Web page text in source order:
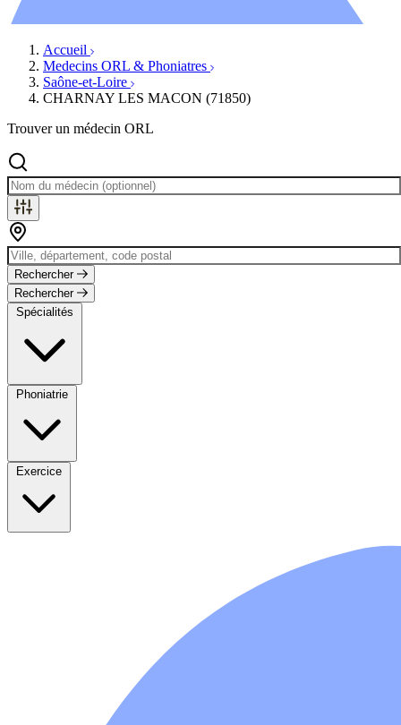
Accueil
Medecins ORL & Phoniatres
Saône-et-Loire
CHARNAY LES MACON (71850)
Trouver un médecin ORL
Rechercher
Rechercher
Spécialités
Phoniatrie
Exercice